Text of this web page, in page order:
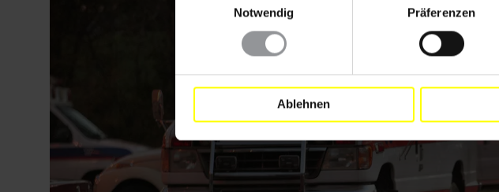
Notwendig
Präferenzen
Ablehnen